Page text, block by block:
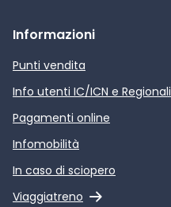
Informazioni
Punti vendita
Info utenti IC/ICN e Regionali
Pagamenti online
Infomobilità
In caso di sciopero
Viaggiatreno
Link esterno